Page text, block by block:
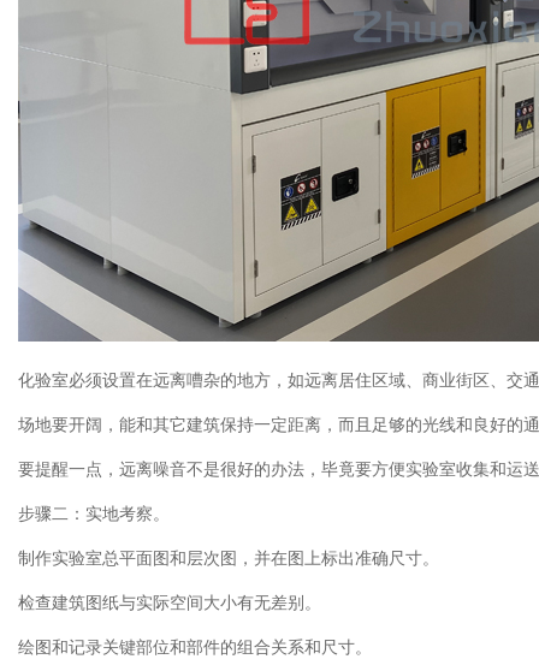
化验室必须设置在远离嘈杂的地方，如远离居住区域、商业街区、交
场地要开阔，能和其它建筑保持一定距离，而且足够的光线和良好的
要提醒一点，远离噪音不是很好的办法，毕竟要方便实验室收集和运
步骤二：实地考察。
制作实验室总平面图和层次图，并在图上标出准确尺寸。
检查建筑图纸与实际空间大小有无差别。
绘图和记录关键部位和部件的组合关系和尺寸。